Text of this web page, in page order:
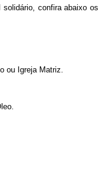
confira abaixo os
ou Igreja Matriz.